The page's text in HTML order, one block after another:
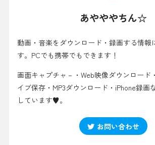
あやややちん☆
動画・音楽をダウンロード・録画する情報
す。PCでも携帯でもできます！
画面キャプチャ－・Web映像ダウンロード
イブ保存・MP3ダウンロード・iPhone録画
しています♥。
お問い合わせ